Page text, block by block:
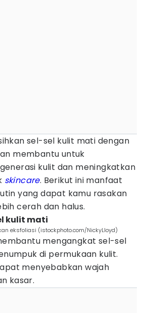
sel-sel kulit mati dengan
membantu untuk
kulit dan meningkatkan
skincare. Berikut ini manfaat
yang dapat kamu rasakan
cerah dan halus.
kulit mati
eksfoliasi (istockphoto.com/NickyLloyd)
mengangkat sel-sel
di permukaan kulit.
menyebabkan wajah
kasar.